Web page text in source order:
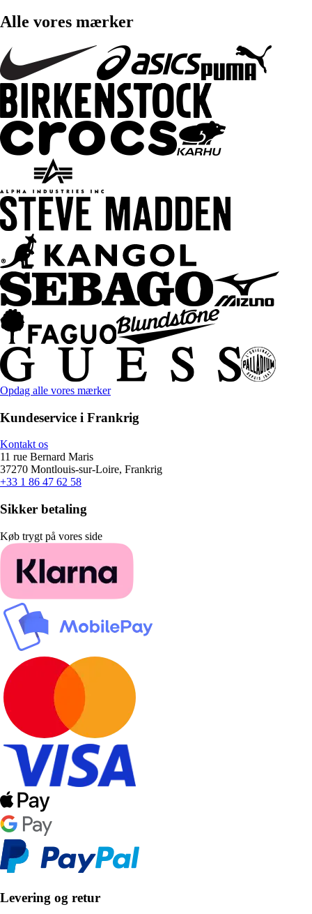
Alle vores mærker
Opdag alle vores mærker
Kundeservice i Frankrig
Kontakt os
11 rue Bernard Maris
37270 Montlouis-sur-Loire, Frankrig
+33 1 86 47 62 58
Sikker betaling
Køb trygt på vores side
Levering og retur